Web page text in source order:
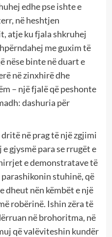
edhe pse ishte e
në heshtjen
atje ku fjala shkruhej
me guxim të
nëse binte në duart e
në zinxhirë dhe
– një fjalë që peshonte
dashuria për
në prag të një zgjimi
gjysmë para se rrugët e
e demonstratave të
stuhinë, që
dheut nën këmbët e një
robërinë. Ishin zëra të
në brohoritma, në
që valëviteshin kundër